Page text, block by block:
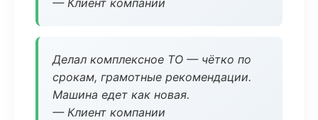
— Клиент компании
Делал комплексное ТО — чётко по
срокам, грамотные рекомендации.
Машина едет как новая.
— Клиент компании